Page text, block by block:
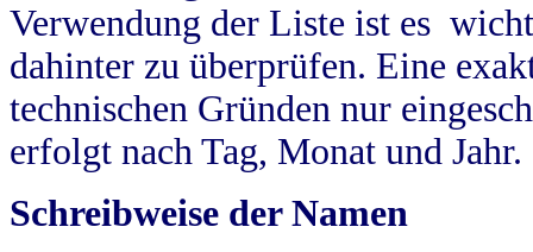
Verwendung der Liste ist es
dahinter zu überprüfen. Eine
technischen Gründen nur
erfolgt nach Tag, Monat und Jahr.
Schreibweise der Namen